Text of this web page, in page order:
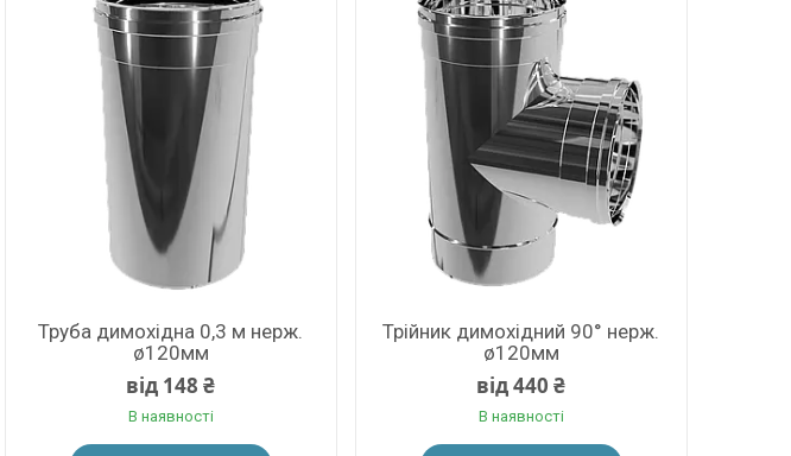
Труба димохідна 0,3 м нерж.
ø120мм
від 148 ₴
В наявності
Трійник димохідний 90° нерж.
ø120мм
від 440 ₴
В наявності